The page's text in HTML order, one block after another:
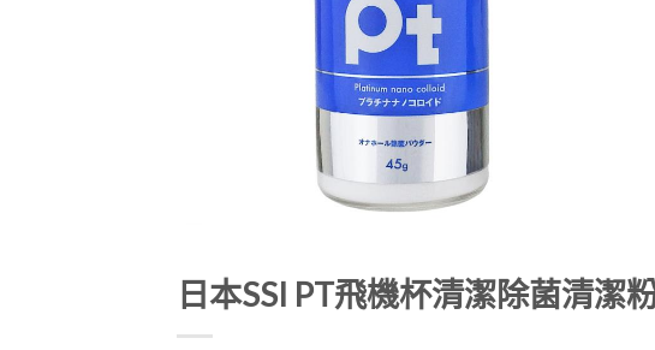
日本SSI PT飛機杯清潔除菌清潔